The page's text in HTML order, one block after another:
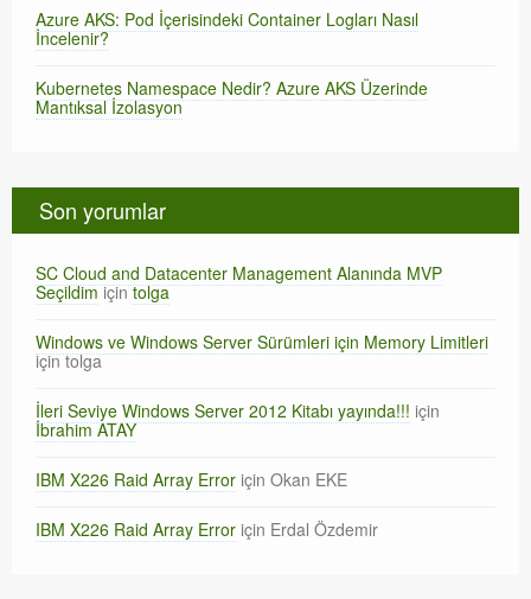
Azure AKS: Pod İçerisindeki Container Logları Nasıl
İncelenir?
Kubernetes Namespace Nedir? Azure AKS Üzerinde
Mantıksal İzolasyon
Son yorumlar
SC Cloud and Datacenter Management Alanında MVP
Seçildimiçintolga
Windows ve Windows Server Sürümleri için Memory Limitleri
içintolga
İleri Seviye Windows Server 2012 Kitabı yayında!!! için
İbrahim ATAY
IBM X226 Raid Array Error için Okan EKE
IBM X226 Raid Array Error için Erdal Özdemir